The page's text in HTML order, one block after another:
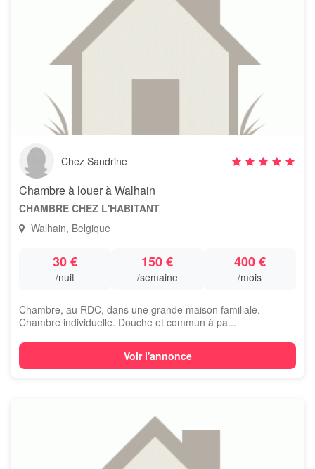
Chez Sandrine
Chambre à louer à Walhain
CHAMBRE CHEZ L'HABITANT
Walhain, Belgique
30 €
/nuit
150 €
/semaine
400 €
/mois
Chambre, au RDC, dans une grande maison familiale.
Chambre individuelle. Douche et commun à pa...
Voir l'annonce